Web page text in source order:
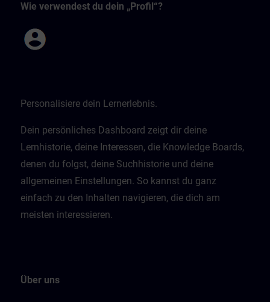
Wie verwendest du dein „Profil“?
Personalisiere dein Lernerlebnis.
Dein persönliches Dashboard zeigt dir deine
Lernhistorie, deine Interessen, die Knowledge Boards,
denen du folgst, deine Suchhistorie und deine
allgemeinen Einstellungen. So kannst du ganz
einfach zu den Inhalten navigieren, die dich am
meisten interessieren.
Über uns